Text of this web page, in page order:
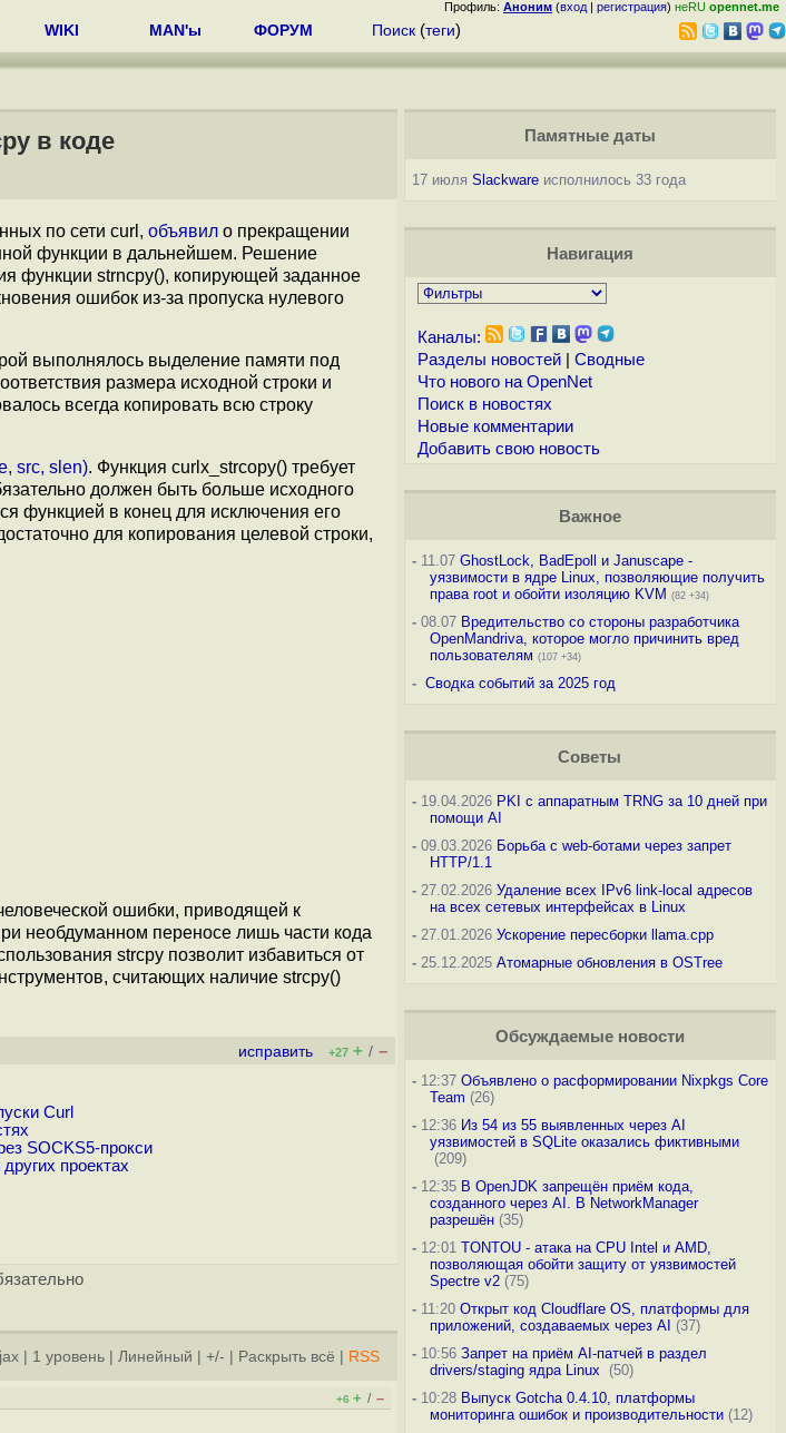
Профиль: Аноним (вход | регистрация) неRU opennet.me
WIKI MAN'ы ФОРУМ Поиск (теги)
в коде
по сети curl, объявил о прекращении
функции в дальнейшем. Решение
функции strncpy(), копирующей заданное
ошибок из-за пропуска нулевого
выполнялось выделение памяти под
размера исходной строки и
всегда копировать всю строку
src, slen). Функция curlx_strcopy() требует
должен быть больше исходного
функцией в конец для исключения его
для копирования целевой строки,
ошибки, приводящей к
необдуманном переносе лишь части кода
strcpy позволит избавиться от
считающих наличие strcpy()
исправить +27 + / –
Curl
SOCKS5-прокси
проектах
1 уровень Линейный +/- Раскрыть всё RSS
+6 + / –
Памятные даты
17 июля Slackwareисполнилось 33 года
Навигация
Каналы:
Разделы новостей| Сводные
Что нового на OpenNet
Поиск в новостях
Новые комментарии
Добавить свою новость
Важное
-11.07 GhostLock, BadEpoll и Januscape -
уязвимости в ядре Linux, позволяющие получить
права root и обойти изоляцию KVM (82 +34)
-08.07 Вредительство со стороны разработчика
OpenMandriva, которое могло причинить вред
пользователям (107 +34)
- Сводка событий за 2025 год
Советы
-19.04.2026 PKI с аппаратным TRNG за 10 дней при
помощи AI
-09.03.2026 Борьба с web-ботами через запрет
HTTP/1.1
-27.02.2026 Удаление всех IPv6 link-local адресов
на всех сетевых интерфейсах в Linux
-27.01.2026 Ускорение пересборки llama.cpp
-25.12.2025 Атомарные обновления в OSTree
Обсуждаемые новости
-12:37 Объявлено о расформировании Nixpkgs Core
Team (26)
-12:36 Из 54 из 55 выявленных через AI
уязвимостей в SQLite оказались фиктивными
(209)
-12:35 В OpenJDK запрещён приём кода,
созданного через AI. В NetworkManager
разрешён(35)
-12:01 TONTOU - атака на CPU Intel и AMD,
позволяющая обойти защиту от уязвимостей
Spectre v2(75)
-11:20 Открыт код Cloudflare OS, платформы для
приложений, создаваемых через AI (37)
-10:56 Запрет на приём AI-патчей в раздел
drivers/staging ядра Linux
(50)
-10:28 Выпуск Gotcha 0.4.10, платформы
мониторинга ошибок и производительности(12)